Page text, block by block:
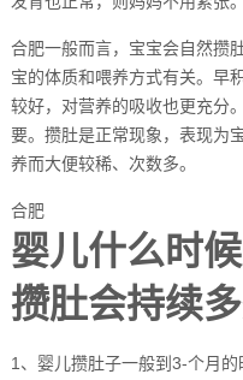
合肥一般而言，宝宝会自然攒
宝的体质和喂养方式有关。早
较好，对营养的吸收也更充分
要。攒肚是正常现象，表现为
养而大便较稀、次数多。
合肥
婴儿什么时
攒肚会持续
1、婴儿攒肚子一般到3-个月